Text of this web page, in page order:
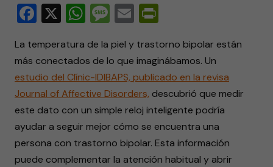
Facebook
X WhatsApp
Message
Email
La temperatura de la piel y trastorno bipolar están
más conectados de lo que imaginábamos. Un
estudio del Clínic-IDIBAPS, publicado en la revisa
Journal of Affective Disorders, descubrió que medir
este dato con un simple reloj inteligente podría
ayudar a seguir mejor cómo se encuentra una
persona con trastorno bipolar. Esta información
puede complementar la atención habitual y abrir